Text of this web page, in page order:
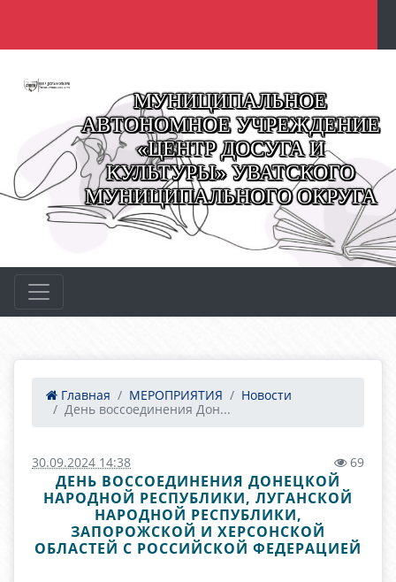
МУНИЦИПАЛЬНОЕ
АВТОНОМНОЕ УЧРЕЖДЕНИЕ
«ЦЕНТР ДОСУГА И
КУЛЬТУРЫ» УВАТСКОГО
МУНИЦИПАЛЬНОГО ОКРУГА
Главная МЕРОПРИЯТИЯ
Новости
День воссоединения Дон...
30.09.2024 14:38 69
ДЕНЬ ВОССОЕДИНЕНИЯ ДОНЕЦКОЙ
НАРОДНОЙ РЕСПУБЛИКИ, ЛУГАНСКОЙ
НАРОДНОЙ РЕСПУБЛИКИ,
ЗАПОРОЖСКОЙ И ХЕРСОНСКОЙ
ОБЛАСТЕЙ С РОССИЙСКОЙ ФЕДЕРАЦИЕЙ